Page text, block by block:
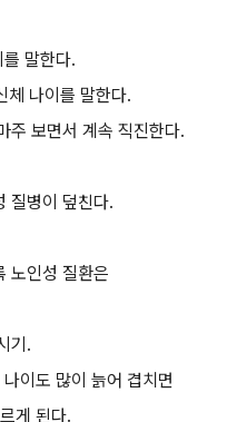
말한다.
체 나이를 말한다.
주 보면서 계속 직진한다.
질병이 덮친다.
노인성 질환은
기.
이도 많이 늙어 겹치면
게 된다.